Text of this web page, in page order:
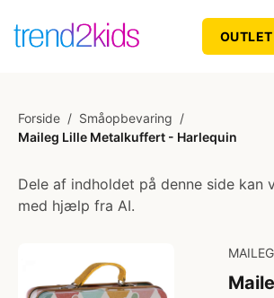
OUTLET
Forside / Småopbevaring /
Maileg Lille Metalkuffert - Harlequin
Dele af indholdet på denne side kan
med hjælp fra AI.
MAILEG